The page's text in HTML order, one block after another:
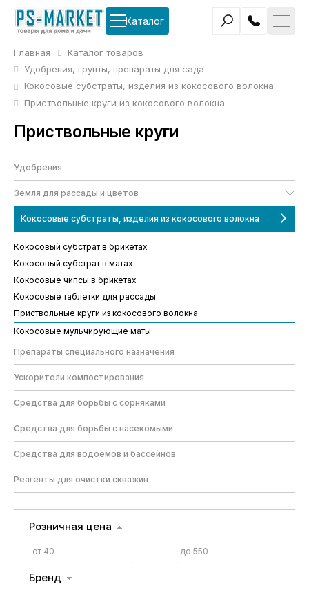
Каталог
Главная
Каталог товаров
Удобрения, грунты, препараты для сада
Кокосовые субстраты, изделия из кокосового волокна
Приствольные круги из кокосового волокна
Приствольные круги
Удобрения
Земля для рассады и цветов
Кокосовый субстрат в брикетах
Кокосовый субстрат в матах
Кокосовые чипсы в брикетах
Кокосовые таблетки для рассады
Приствольные круги из кокосового волокна
Кокосовые мульчирующие маты
Кокосовые субстраты, изделия из кокосового волокна
Препараты специального назначения
Ускорители компостирования
Средства для борьбы с сорняками
Средства для борьбы с насекомыми
Средства для водоёмов и бассейнов
Реагенты для очистки скважин
Розничная цена
Бренд